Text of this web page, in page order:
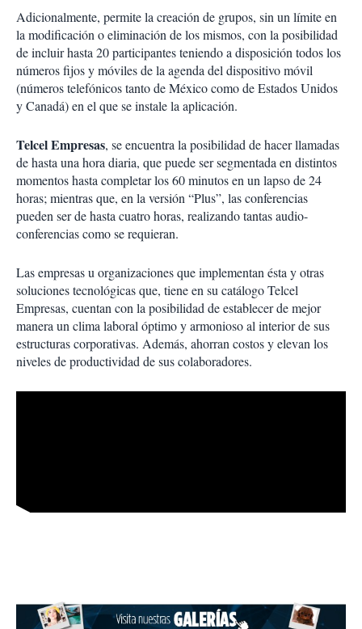
Adicionalmente, permite la creación de grupos, sin un límite en
la modificación o eliminación de los mismos, con la posibilidad
de incluir hasta 20 participantes teniendo a disposición todos los
números fijos y móviles de la agenda del dispositivo móvil
(números telefónicos tanto de México como de Estados Unidos
y Canadá) en el que se instale la aplicación.
Telcel Empresas, se encuentra la posibilidad de hacer llamadas
de hasta una hora diaria, que puede ser segmentada en distintos
momentos hasta completar los 60 minutos en un lapso de 24
horas; mientras que, en la versión “Plus”, las conferencias
pueden ser de hasta cuatro horas, realizando tantas audio-
conferencias como se requieran.
Las empresas u organizaciones que implementan ésta y otras
soluciones tecnológicas que, tiene en su catálogo Telcel
Empresas, cuentan con la posibilidad de establecer de mejor
manera un clima laboral óptimo y armonioso al interior de sus
estructuras corporativas. Además, ahorran costos y elevan los
niveles de productividad de sus colaboradores.